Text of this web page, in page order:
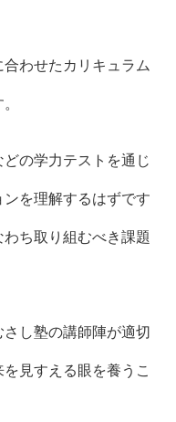
わせたカリキュラム
の学力テストを通じ
を理解するはずです
わち取り組むべき課題
し塾の講師陣が適切
見すえる眼を養うこ